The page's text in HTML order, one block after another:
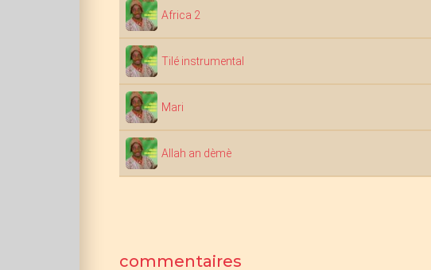
Africa 2
Tilé instrumental
Mari
Allah an dèmè
commentaires